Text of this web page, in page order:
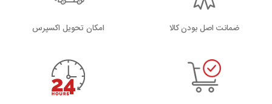
ضمانت اصل بودن کالا اﻣﮑﺎن ﺗﺤﻮﯾﻞ اﮐﺴﭙﺮس